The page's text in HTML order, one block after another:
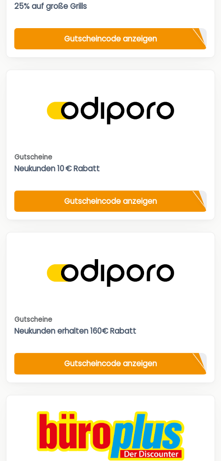
25% auf große Grills
Gutscheincode anzeigen
Gutscheine
Neukunden 10 € Rabatt
Gutscheincode anzeigen
Gutscheine
Neukunden erhalten 160€ Rabatt
Gutscheincode anzeigen